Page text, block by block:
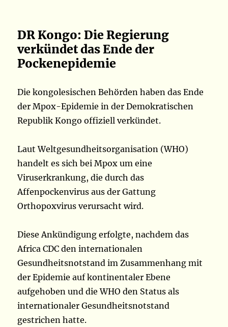
DR Kongo: Die Regierung
verkündet das Ende der
Pockenepidemie
Die kongolesischen Behörden haben das Ende
der Mpox-Epidemie in der Demokratischen
Republik Kongo offiziell verkündet.
Laut Weltgesundheitsorganisation (WHO)
handelt es sich bei Mpox um eine
Viruserkrankung, die durch das
Affenpockenvirus aus der Gattung
Orthopoxvirus verursacht wird.
Diese Ankündigung erfolgte, nachdem das
Africa CDC den internationalen
Gesundheitsnotstand im Zusammenhang mit
der Epidemie auf kontinentaler Ebene
aufgehoben und die WHO den Status als
internationaler Gesundheitsnotstand
gestrichen hatte.